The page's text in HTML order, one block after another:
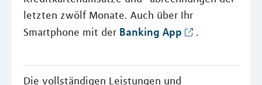
letzten zwölf Monate. Auch über Ihr
Smartphone mit der Banking App .
Die vollständigen Leistungen und